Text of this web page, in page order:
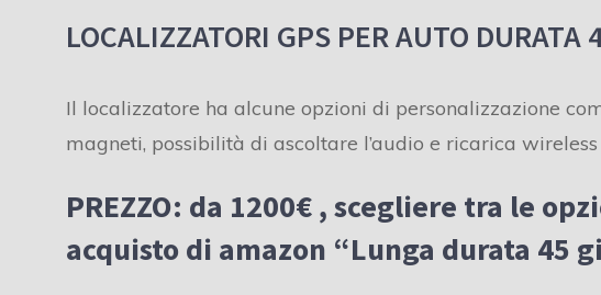
LOCALIZZATORI GPS PER AUTO DURATA
Il localizzatore ha alcune opzioni di personalizzazione
magneti, possibilità di ascoltare l’audio e ricarica wireless
PREZZO: da 1200€, scegliere tra le
acquisto di amazon “Lunga durata 45